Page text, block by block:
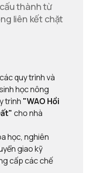
thành từ
liên kết chặt
quy trình và
học nông
trình "WAO Hồi
cho nhà
học, nghiên
giao kỹ
cấp các chế